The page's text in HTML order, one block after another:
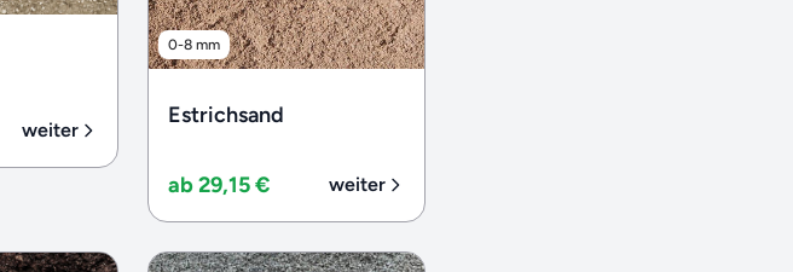
weiter
0-8 mm
Estrichsand
ab 29,15 € weiter